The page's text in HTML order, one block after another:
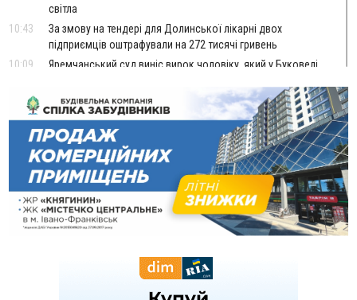
світла
10:43
За змову на тендері для Долинської лікарні двох
підприємців оштрафували на 272 тисячі гривень
10:09
Яремчанський суд виніс вирок чоловіку, який у Буковелі
09:53
В урочищі біля Галича археологи відкопали давньоруську
вагову гирку XII–XIII століть
09:39
У Франківську медики провели серію складних операцій
на аорті
Вчора
22:22 ФОТО У Богородчанах на "зебрі" водій Audi наїхав на
хлопчика з велосипедом
Загальна площа всіх книгарень України - трохи більше ніж 6
На "зебрі" у Франківську два мотоциклісти збили жінку
Прикарпаття серед лідерів за будівництвом новобудов і